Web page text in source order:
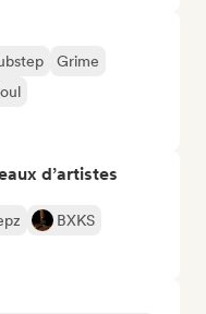
Grime
d’artistes
BXKS